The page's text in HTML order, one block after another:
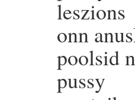
leszions
onn
poolsid
pussy